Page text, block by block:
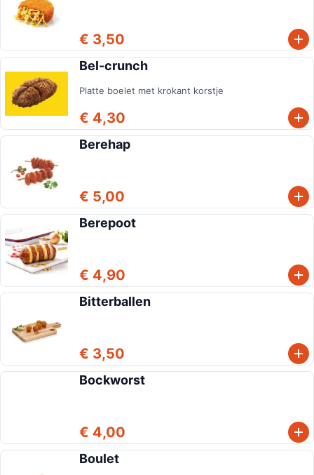
€ 3,50
Bel-crunch
Platte boelet met krokant korstje
€ 4,30
Berehap
€ 5,00
Berepoot
€ 4,90
Bitterballen
€ 3,50
Bockworst
€ 4,00
Boulet